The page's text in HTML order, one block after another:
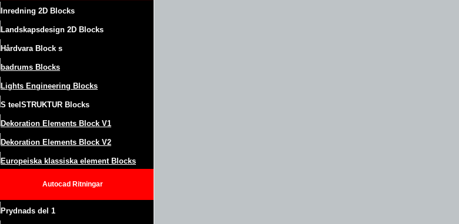
Inredning 2D Blocks
Landskapsdesign 2D Blocks
Hårdvara Block s
badrums Blocks
Lights Engineering Blocks
S teelSTRUKTUR Blocks
Dekoration Elements Block V1
Dekoration Elements Block V2
Europeiska klassiska element Blocks
Autocad Ritningar
Prydnads del 1